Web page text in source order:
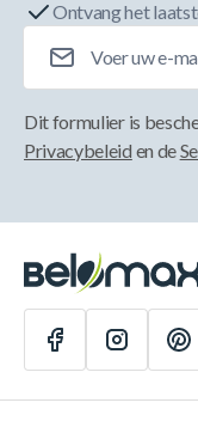
Ontvang het
Dit formulier is
Privacybeleid en de